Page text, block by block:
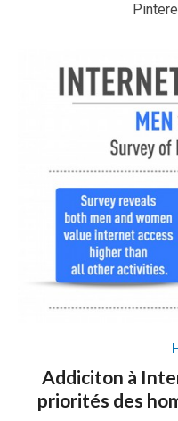
Addiciton à
priorités des